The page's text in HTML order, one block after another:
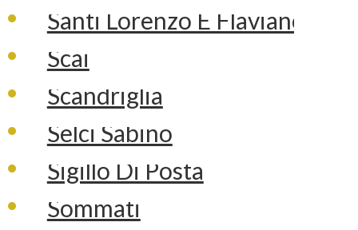
Santi Lorenzo E Flaviano
Scai
Scandriglia
Selci Sabino
Sigillo Di Posta
Sommati